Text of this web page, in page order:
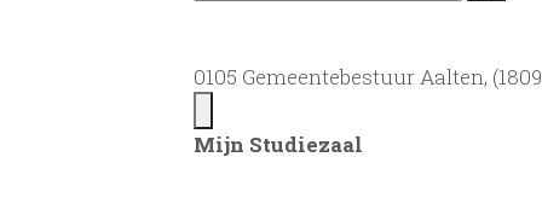
0105 Gemeentebestuur Aalten,
Mijn Studiezaal